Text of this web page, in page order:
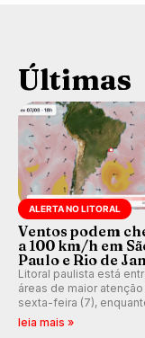
Últimas
ALERTA NO LITORAL
Ventos podem
a 100 km/h em
Paulo e Rio de
Litoral paulista está
áreas de maior
sexta-feira (7),
de Janeiro também
leia mais »